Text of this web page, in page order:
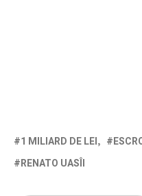
1 MILIARD DE LEI
RENATO UASÎI